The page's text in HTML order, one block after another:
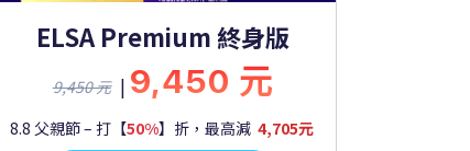
ELSA Premium 終身版
9,450 元 | 9,450 元
8.8 父親節 – 打【50%】折，最高減 4,705元